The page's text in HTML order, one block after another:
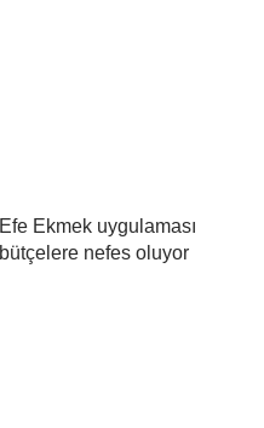
Efe Ekmek uygulaması
bütçelere nefes oluyor